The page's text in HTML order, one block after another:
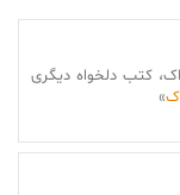
کتب دلخواه دیگری
»